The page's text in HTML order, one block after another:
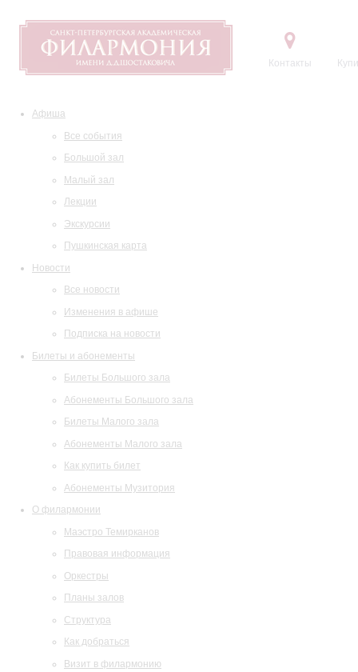
Контакты
Афиша
Все события
Большой зал
Малый зал
Лекции
Экскурсии
Пушкинская карта
Новости
Все новости
Изменения в афише
Подписка на новости
Билеты и абонементы
Билеты Большого зала
Абонементы Большого зала
Билеты Малого зала
Абонементы Малого зала
Как купить билет
Абонементы Музитория
О филармонии
Маэстро Темирканов
Правовая информация
Оркестры
Планы залов
Структура
Как добраться
Визит в филармонию